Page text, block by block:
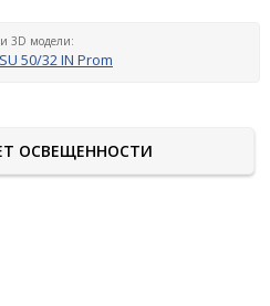
и 3D модели:
50/32 IN Prom
ОСВЕЩЕННОСТИ